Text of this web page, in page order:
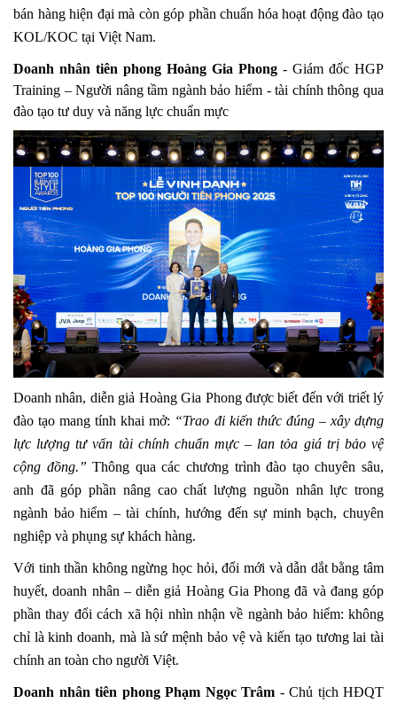
bán hàng hiện đại mà còn góp phần chuẩn hóa hoạt động đào tạo
KOL/KOC tại Việt Nam.
Doanh nhân tiên phong Hoàng Gia Phong - Giám đốc HGP
Training – Người nâng tầm ngành bảo hiểm - tài chính thông qua
đào tạo tư duy và năng lực chuẩn mực
Doanh nhân, diễn giả Hoàng Gia Phong được biết đến với triết lý
đào tạo mang tính khai mở: “Trao đi kiến thức đúng – xây dựng
lực lượng tư vấn tài chính chuẩn mực – lan tỏa giá trị bảo vệ
cộng đồng.” Thông qua các chương trình đào tạo chuyên sâu,
anh đã góp phần nâng cao chất lượng nguồn nhân lực trong
ngành bảo hiểm – tài chính, hướng đến sự minh bạch, chuyên
nghiệp và phụng sự khách hàng.
Với tinh thần không ngừng học hỏi, đổi mới và dẫn dắt bằng tâm
huyết, doanh nhân – diễn giả Hoàng Gia Phong đã và đang góp
phần thay đổi cách xã hội nhìn nhận về ngành bảo hiểm: không
chỉ là kinh doanh, mà là sứ mệnh bảo vệ và kiến tạo tương lai tài
chính an toàn cho người Việt.
Doanh nhân tiên phong Phạm Ngọc Trâm - Chủ tịch HĐQT